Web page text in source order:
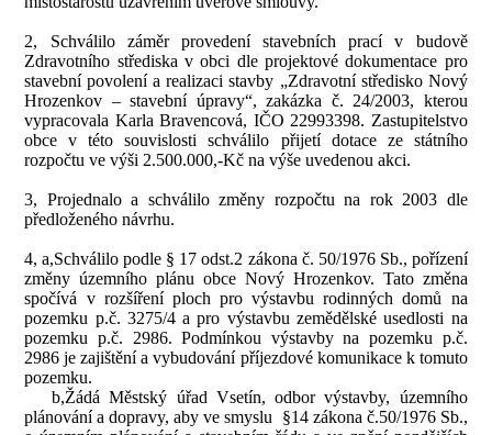
2, Schválilo záměr provedení stavebních prací v budově
Zdravotního střediska v obci dle projektové dokumentace pro
stavební povolení a realizaci stavby „Zdravotní středisko Nový
Hrozenkov – stavební úpravy“, zakázka č. 24/2003, kterou
vypracovala Karla Bravencová, IČO 22993398. Zastupitelstvo
obce v této souvislosti schválilo přijetí dotace ze státního
rozpočtu ve výši 2.500.000,-Kč na výše uvedenou akci.
3, Projednalo a schválilo změny rozpočtu na rok 2003 dle
předloženého návrhu.
4, a,Schválilo podle § 17 odst.2 zákona č. 50/1976 Sb., pořízení
změny územního plánu obce Nový Hrozenkov. Tato změna
spočívá v rozšíření ploch pro výstavbu rodinných domů na
pozemku p.č. 3275/4 a pro výstavbu zemědělské usedlosti na
pozemku p.č. 2986. Podmínkou výstavby na pozemku p.č.
2986 je zajištění a vybudování příjezdové komunikace k tomuto
pozemku.
b,Žádá Městský úřad Vsetín, odbor výstavby, územního
plánování a dopravy, aby ve smyslu
§14 zákona č.50/1976 Sb.,